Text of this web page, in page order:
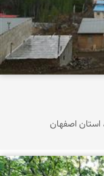
استان اصفهان